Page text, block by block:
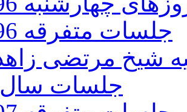
جلسات متفرقه 96
جلسات سال 97